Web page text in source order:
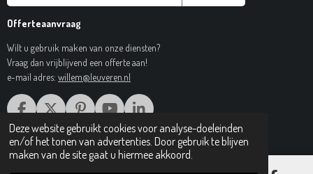
Deze website gebruikt cookies voor analyse-doeleinden
en/of het tonen van advertenties. Door gebruik te blijven
maken van de site gaat u hiermee akkoord.
Offerteaanvraag
Wilt u gebruik maken van onze diensten?
Vraag dan vrijblijvend een offerte aan!
e-mail adres: willem@leuveren.nl
F
A
C
E
X
P
I
N
T
Y
O
U
T
L
I
N
K
© 2017 Regiobeeldbank.nl